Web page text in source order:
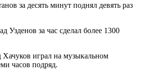
за десять минут поднял девять раз
Узденов за час сделал более 1300
играл на музыкальном
часов подряд.